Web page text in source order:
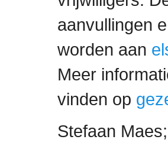
aanvullingen
worden aan
Meer
vinden op
Stefaan